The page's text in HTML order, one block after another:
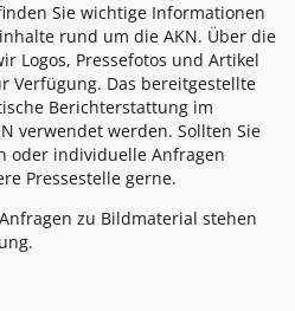
Sie wichtige Informationen
rund um die AKN. Über die
Logos, Pressefotos und Artikel
Verfügung. Das bereitgestellte
Berichterstattung im
verwendet werden. Sollten Sie
oder individuelle Anfragen
Pressestelle gerne.
zu Bildmaterial stehen